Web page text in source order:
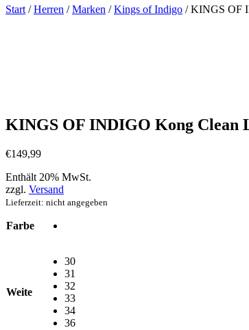
Start /Herren /Marken /Kings of Indigo / KINGS OF
KINGS OF INDIGO Kong Clean
€149,99
Enthält 20% MwSt.
zzgl. Versand
Lieferzeit: nicht angegeben
Farbe
Weite
30
31
32
33
34
36